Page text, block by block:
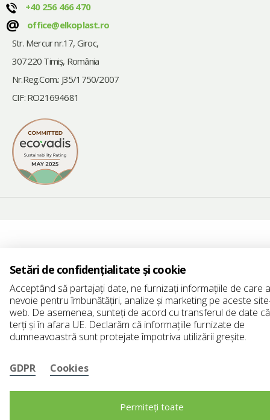
+40 256 466 470
@
office@elkoplast.ro
Str. Mercur nr.17, Giroc,
307220 Timiş, România
Nr.Reg.Com.: J35/1750/2007
CIF: RO21694681
Setări de confidențialitate și cookie
Acceptând să partajați date, ne furnizați informațiile de care
nevoie pentru îmbunătățiri, analize și marketing pe aceste
web. De asemenea, sunteți de acord cu transferul de date
terți și în afara UE. Declarăm că informațiile furnizate de
dumneavoastră sunt protejate împotriva utilizării greșite.
GDPR Cookies
Permiteți toate